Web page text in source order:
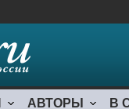
АВТОРЫ В